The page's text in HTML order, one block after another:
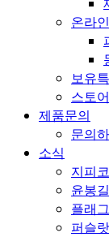
온라
보유
스토
제품문의
문의
소식
지피
윤봉
플래
퍼슬